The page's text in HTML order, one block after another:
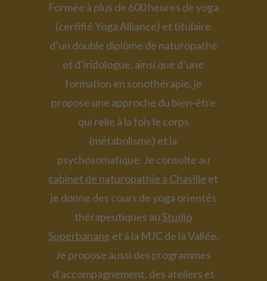
Formée à plus de 600 heures de yoga
(certifié Yoga Alliance) et titulaire
d’un double diplôme de naturopathe
et d’iridologue, ainsi que d’une
formation en sonothérapie, je
propose une approche du bien-être
qui relie à la fois le corps
(métabolisme) et la
psychosomatique. Je consulte au
cabinet de naturopathie à Chaville et
je donne des cours de yoga orientés
thérapeutiques auStudio
Superbanane et à la MJC de la Vallée.
Je propose aussi des programmes
d’accompagnement, des ateliers et